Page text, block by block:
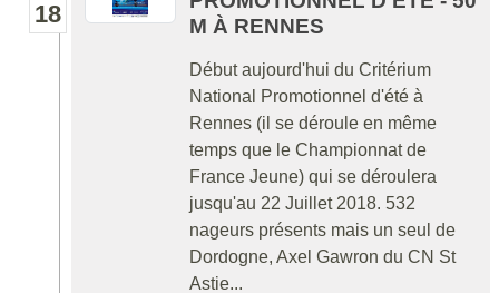
18
M À RENNES
Début aujourd'hui du Critérium
National Promotionnel d'été à
Rennes (il se déroule en même
temps que le Championnat de
France Jeune) qui se déroulera
jusqu'au 22 Juillet 2018. 532
nageurs présents mais un seul de
Dordogne, Axel Gawron du CN St
Astie...